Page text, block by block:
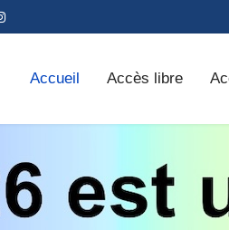
Accueil Accès libre